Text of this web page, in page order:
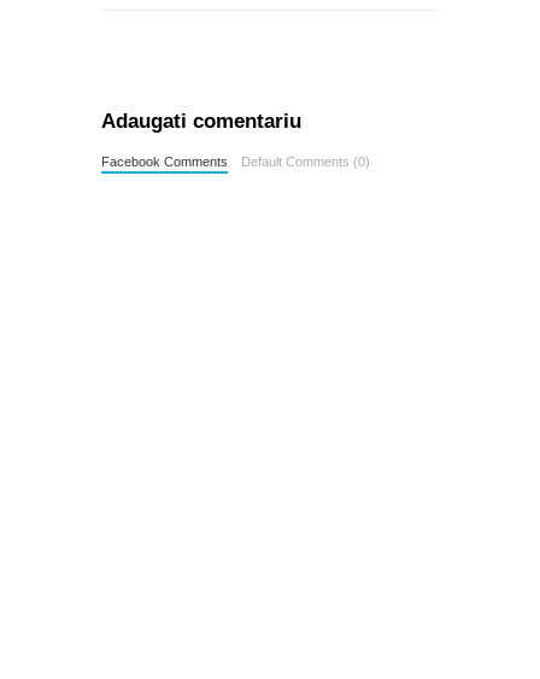
Adaugati comentariu
Facebook Comments Default Comments (0)